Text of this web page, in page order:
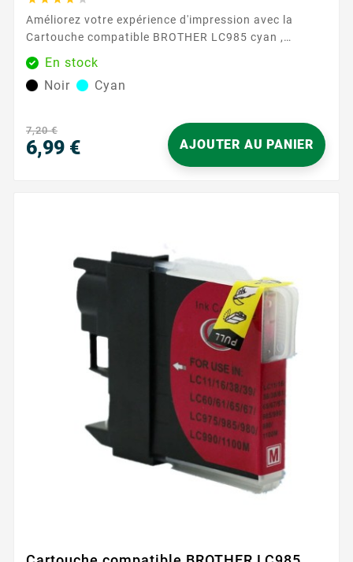
Améliorez votre expérience d'impression avec la
Cartouche compatible BROTHER LC985 cyan ,
disponible chez Easycartouche. Cette cartouche
d'encre de haute qualité est conçue pour offrir des
couleurs vives et constantes, garantissant que
pour un usage domestique et professionnel, elle offre
une solution fiable pour tous vos...
En stock
Noir
Cyan
7,20 €
6,99 € AJOUTER AU PANIER